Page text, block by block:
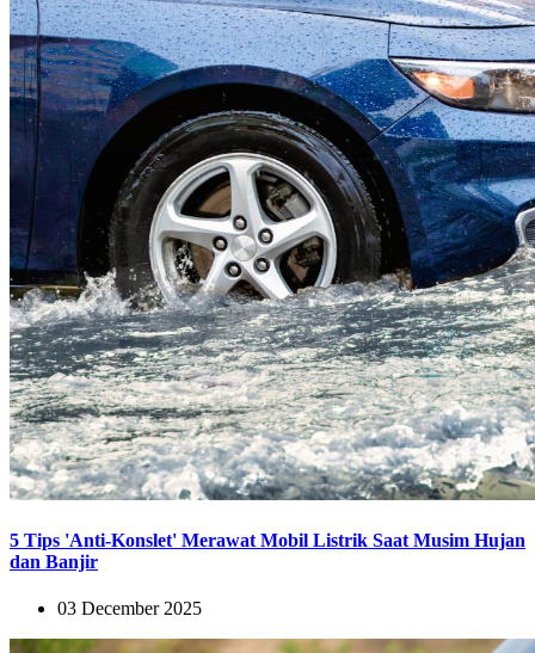
5 Tips 'Anti-Konslet' Merawat Mobil Listrik Saat Musim Hujan
dan Banjir
03 December 2025